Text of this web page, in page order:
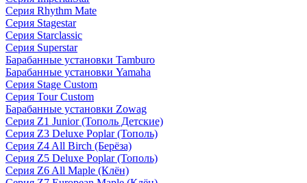
Серия Rhythm Mate
Серия Stagestar
Серия Starclassic
Серия Superstar
Барабанные установки Tamburo
Барабанные установки Yamaha
Серия Stage Custom
Серия Tour Custom
Барабанные установки Zowag
Серия Z1 Junior (Тополь Детские)
Серия Z3 Deluxe Poplar (Тополь)
Серия Z4 All Birch (Берёза)
Серия Z5 Deluxe Poplar (Тополь)
Серия Z6 All Maple (Клён)